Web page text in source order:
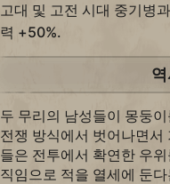
고대 및 고전 시대 중기병
력 +50%.
두 무리의 남성들이 몽둥
전쟁 방식에서 벗어나면
들은 전투에서 확연한 우
직임으로 적을 열세에 둔